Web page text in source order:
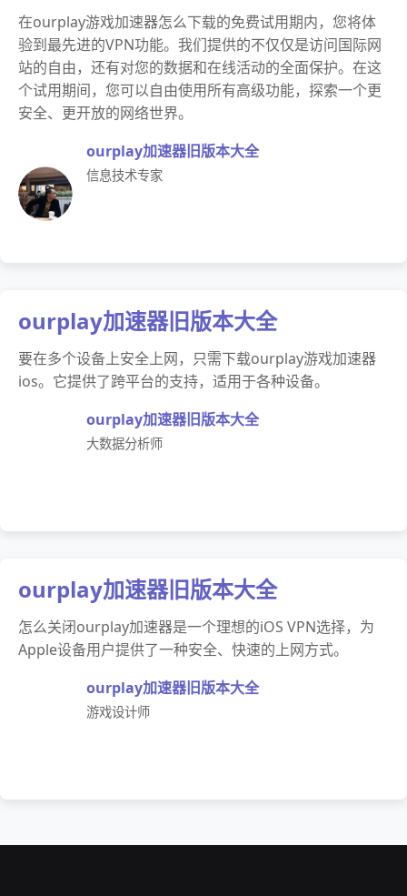
在ourplay游戏加速器怎么下载的免费试用期内，您将体
验到最先进的VPN功能。我们提供的不仅仅是访问国际网
站的自由，还有对您的数据和在线活动的全面保护。在这
个试用期间，您可以自由使用所有高级功能，探索一个更
安全、更开放的网络世界。
ourplay加速器旧版本大全
信息技术专家
ourplay加速器旧版本大全
要在多个设备上安全上网，只需下载ourplay游戏加速器
ios。它提供了跨平台的支持，适用于各种设备。
ourplay加速器旧版本大全
大数据分析师
ourplay加速器旧版本大全
怎么关闭ourplay加速器是一个理想的iOS VPN选择，为
Apple设备用户提供了一种安全、快速的上网方式。
ourplay加速器旧版本大全
游戏设计师